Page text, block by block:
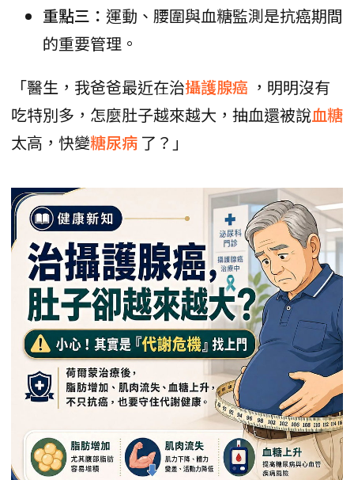
重點三： 運動、腰圍與血糖監測是抗癌期間
的重要管理。
「醫生，我爸爸最近在治攝護腺癌 ，明明沒有
吃特別多，怎麼肚子越來越大，抽血還被說血糖
太高，快變糖尿病 了？」